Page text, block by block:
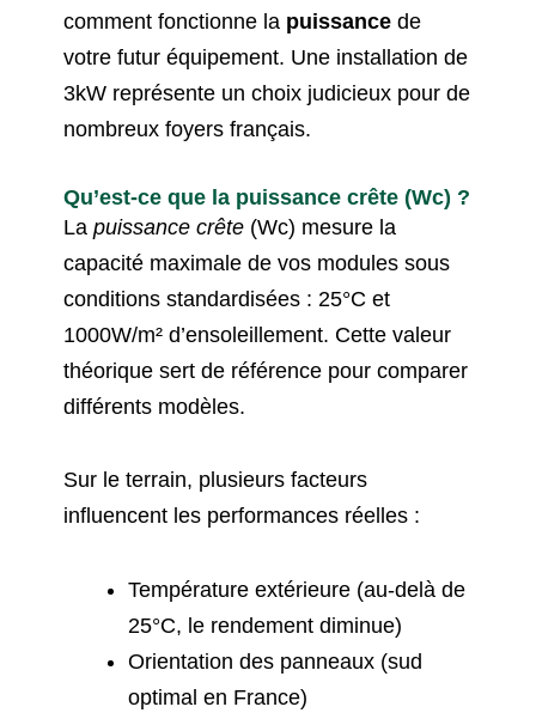
comment fonctionne la puissance de
votre futur équipement. Une installation de
3kW représente un choix judicieux pour de
nombreux foyers français.
Qu’est-ce que la puissance crête (Wc) ?
Lapuissance crête (Wc) mesure la
capacité maximale de vos modules sous
conditions standardisées : 25°C et
1000W/m² d’ensoleillement. Cette valeur
théorique sert de référence pour comparer
différents modèles.
Sur le terrain, plusieurs facteurs
influencent les performances réelles :
Température extérieure (au-delà de
25°C, le rendement diminue)
Orientation des panneaux (sud
optimal en France)